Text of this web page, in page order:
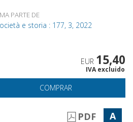
PARTE DE
e storia : 177, 3, 2022
EUR 15,40
IVA excluido
COMPRAR
PDF A